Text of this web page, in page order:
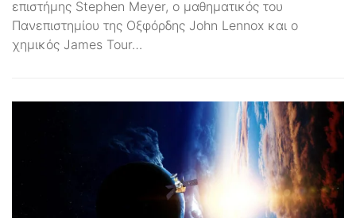
επιστήμης Stephen Meyer, ο μαθηματικός του
Πανεπιστημίου της Οξφόρδης John Lennox και ο
χημικός James Tour…